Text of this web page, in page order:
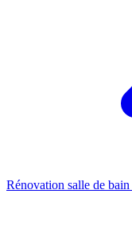
Rénovation salle de bain